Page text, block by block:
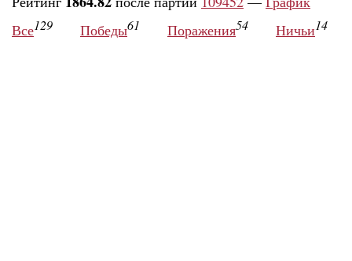
Все129 Победы61 Поражения54 Ничьи14